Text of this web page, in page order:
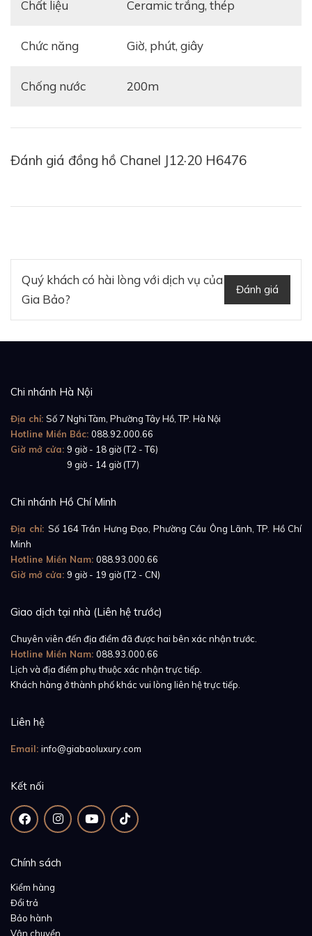
mặt số được trang trí những họa tiết cầu kỳ, lạ lẫm.
họa tiết trang trí cầu kỳ mà còn thu hút sự chú ý của
nhiên theo họa tiết chạm trổ đang tỏa sáng lấp lánh.
Vùng trung tâm là bộ kim chỉ giờ, phút, giây bao bọc
trong vòng tròn viền chia ô đều đặn và tỉ mỉ. Vùng
7h và 8h cùng các vạch số làm từ thép bóng bẩy, đẹp
mắt.
Chất liệu ceramic trắng, thép
Chức năng giờ, phút, giây
Chống nước 200m
Đánh giá đồng hồ Chanel J12·20 H6476
Quý khách có hài lòng với dịch vụ của
Gia Bảo?
Đánh giá
Chi nhánh Hà Nội
Địa chỉ: Số 7 Nghi Tàm, Phường Tây Hồ, TP. Hà Nội
Hotline Miền Bắc: 088.92.000.66
Giờ mở cửa: 9 giờ - 18 giờ (T2 - T6)
9 giờ - 14 giờ (T7)
Chi nhánh Hồ Chí Minh
Địa chỉ: Số 164 Trần Hưng Đạo, Phường Cầu Ông Lãnh, TP. Hồ Chí
Minh
Hotline Miền Nam: 088.93.000.66
Giờ mở cửa: 9 giờ - 19 giờ (T2 - CN)
Giao dịch tại nhà (Liên hệ trước)
Chuyên viên đến địa điểm đã được hai bên xác nhận trước.
Hotline Miền Nam: 088.93.000.66
Lịch và địa điểm phụ thuộc xác nhận trực tiếp.
Khách hàng ở thành phố khác vui lòng liên hệ trực tiếp.
Liên hệ
Email: info@giabaoluxury.com
Kết nối
Chính sách
Kiểm hàng
Đổi trả
Bảo hành
Vận chuyển